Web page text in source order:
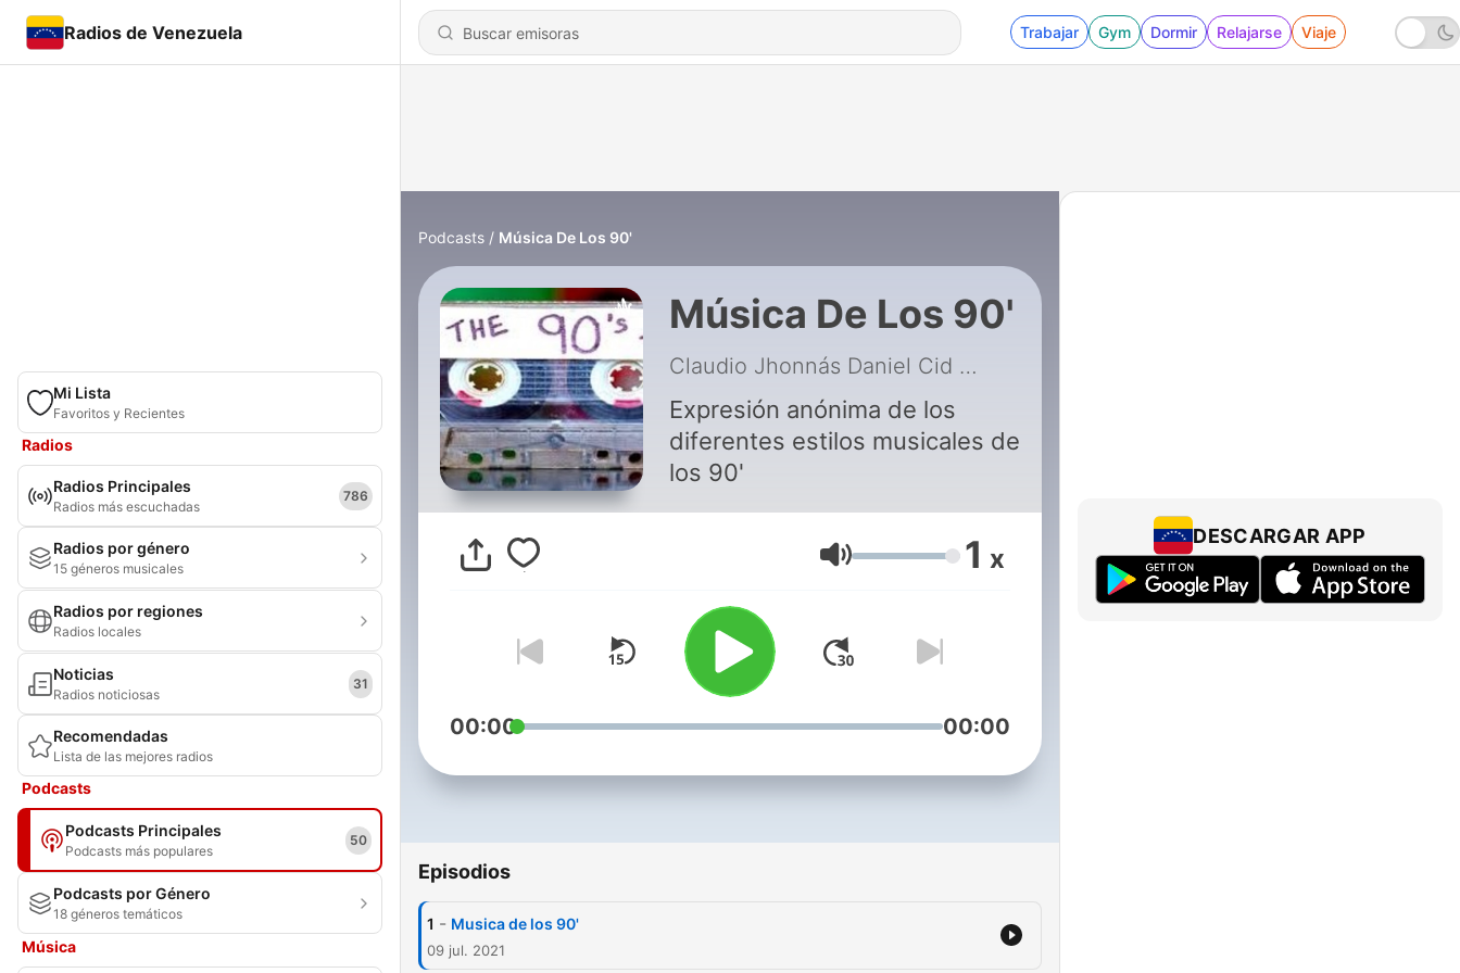
Radios de Venezuela Trabajar Gym Dormir Relajarse Viaje
Mi Lista
Favoritos y Recientes
Radios
Radios Principales
Radios más escuchadas
786
Radios por género
15 géneros musicales
Radios por regiones
Radios locales
Noticias
Radios noticiosas
31
Recomendadas
Lista de las mejores radios
Podcasts
Podcasts Principales
Podcasts más populares
50
Podcasts por Género
18 géneros temáticos
Música
Podcasts Música De Los 90'
Música De Los 90'
Claudio Jhonnás Daniel Cid Gálvez
Expresión anónima de los
diferentes estilos musicales de
los 90'
Volumen 1 x
00:00 00:00
Episodios
1 - Musica de los 90'
09 jul. 2021
DESCARGAR APP